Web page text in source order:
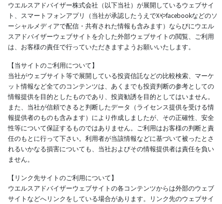
ウエルスアドバイザー株式会社（以下当社）が展開しているウェブサイ
ト、スマートフォンアプリ（当社が承認したうえでXやfacebookなどのソ
ーシャルメディアで配信・共有された情報も含みます）ならびにウエル
スアドバイザーウェブサイトを介した外部ウェブサイトの閲覧、ご利用
は、お客様の責任で行っていただきますようお願いいたします。
【当サイトのご利用について】
当社がウェブサイト等で展開している投資信託などの比較検索、マーケ
ット情報など全てのコンテンツは、あくまでも投資判断の参考としての
情報提供を目的としたものであり、投資勧誘を目的としてはいません。
また、当社が信頼できると判断したデータ（ライセンス提供を受ける情
報提供者のものも含みます）により作成しましたが、その正確性、安全
性等について保証するものではありません。ご利用はお客様の判断と責
任のもとに行って下さい。利用者が当該情報などに基づいて被ったとさ
れるいかなる損害についても、当社およびその情報提供者は責任を負い
ません。
【リンク先サイトのご利用について】
ウエルスアドバイザーウェブサイトの各コンテンツからは外部のウェブ
サイトなどへリンクをしている場合があります。リンク先のウェブサイ